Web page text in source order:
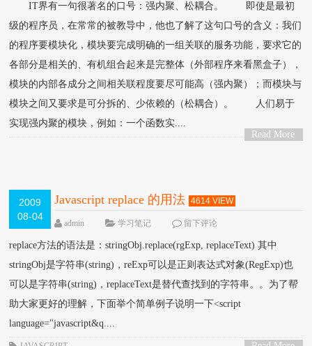
IT界有一句很著名的口号：强内聚、松耦合。 即使是最初
级的程序员，在常常的被教导中，他也了解了这句口号的含义：我们
的程序要模块化，模块要完成明确的一组关联的服务功能，要求它的
各部分是相关的、有机组合起来是完整体（外部程序来看黑盒子），
模块的内部各成分之间相关联程度要尽可能高（强内聚）；而模块与
模块之间又要求是可分拆的、少依赖的（松耦合）。 人们易于
实现强内聚的模块，例如：一个函数实....
Read More
2009
08-04
Javascript replace 的用法 4614 VIEW
admin 学习笔记 留下评论
replace方法的语法是：stringObj.replace(rgExp, replaceText) 其中
stringObj是字符串(string)，reExp可以是正则表达式对象(RegExp)也
可以是字符串(string)，replaceText是替代查找到的字符串。。为了帮
助大家更好的理解，下面举个简单例子说明一下<script
language="javascript&q....